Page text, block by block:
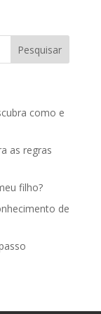
como e
as regras
filho?
de